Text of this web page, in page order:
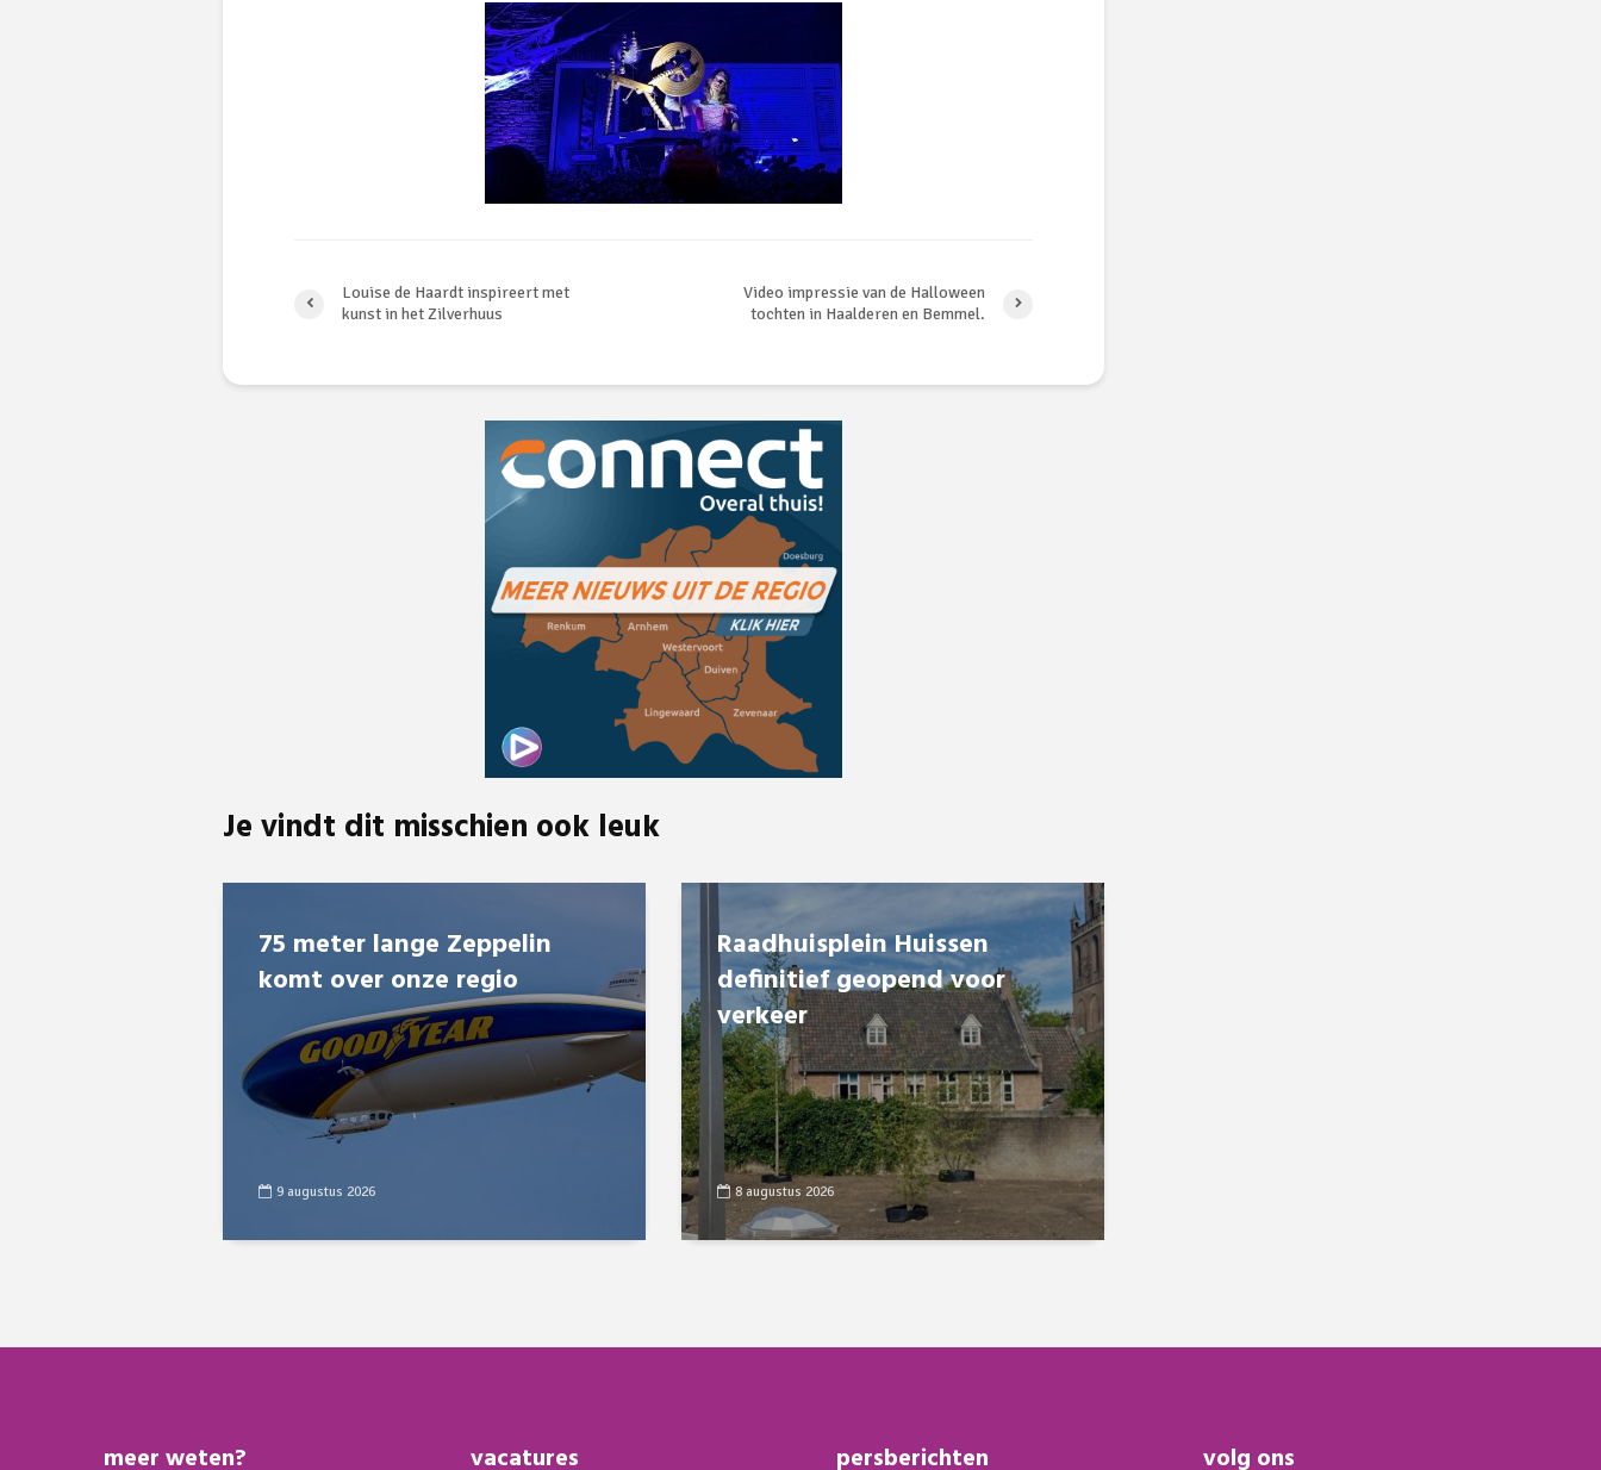
Louise de Haardt inspireert met
kunst in het Zilverhuus
Video impressie van de Halloween
tochten in Haalderen en Bemmel.
Je vindt dit misschien ook leuk
75 meter lange Zeppelin
komt over onze regio
9 augustus 2026
Raadhuisplein Huissen
definitief geopend voor
verkeer
8 augustus 2026
meer weten? vacatures persberichten volg ons